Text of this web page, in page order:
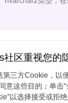
社区重视您的
三方Cookie，以
意这些目的；单击
以选择接受或拒